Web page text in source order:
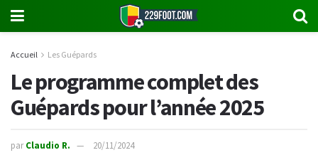
Accueil Les Guépards
Le programme complet des
Guépards pour l’année 2025
par Claudio R. 20/11/2024